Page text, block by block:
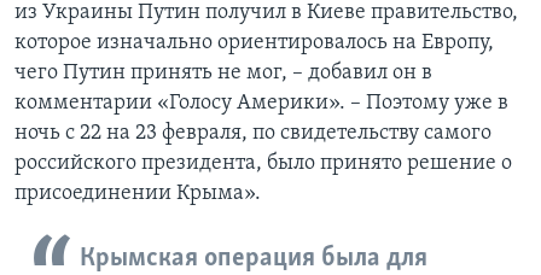
из Украины Путин получил в Киеве правительство,
которое изначально ориентировалось на Европу,
чего Путин принять не мог, – добавил он в
комментарии «Голосу Америки». – Поэтому уже в
ночь с 22 на 23 февраля, по свидетельству самого
российского президента, было принято решение о
присоединении Крыма».
Крымская операция была для